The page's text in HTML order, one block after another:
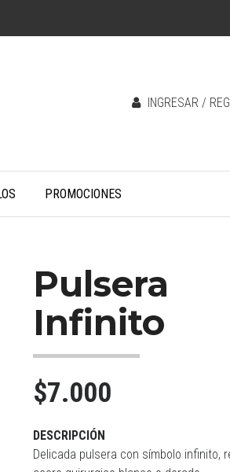
INGRESAR /
PROMOCIONES
Pulsera
Infinito
$7.000
DESCRIPCIÓN
Delicada pulsera con símbolo infinito,